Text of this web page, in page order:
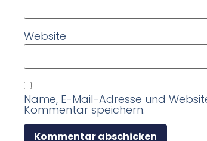
Website
Name, E-Mail-Adresse und
Kommentar speichern.